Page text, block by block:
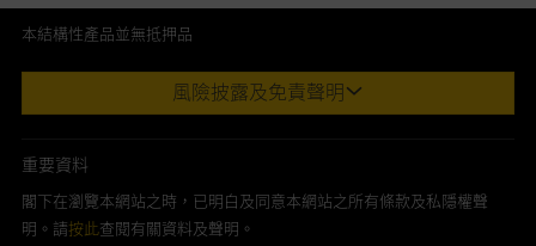
覽者複製此等網站的任何內容，因該等內容可能屬他人的知識產
經由本網站接觸到的軟件應用
用此等屬於第三者的軟件，須自負全責。此等軟件的使用，可能
受軟件持有人訂出的使用條款約束。
本結構性產品並無抵押品
此內容來自我們在所示日期時認為可靠之來源，且均以真誠提供。然
而，Macquarie Capital Limited (CE No. AAC 534)(「 MCL 」)不作陳
亦不為資料的準確程度、完整性及合時性負上責任。
本網址由香港證券及期貨事務監察委員會註冊交易商MCL提供。MCL為
本文所提及上市股份有關的Macquarie Bank Limited (ABN 46 008
風險披露及免責聲明
重要資料
閣下在瀏覽本網站之時，已明白及同意本網站之所有條款及私隱權聲
明。請按此查閱有關資料及聲明。